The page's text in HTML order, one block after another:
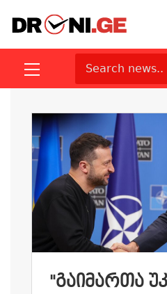
"ᲒᲐᲘᲛᲐᲠᲗᲐ